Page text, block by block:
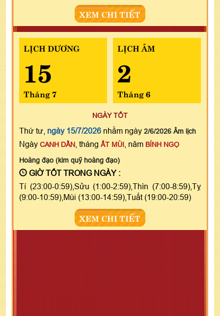
XEM CHI TIẾT
LỊCH DƯƠNG
15
Tháng 7
LỊCH ÂM
2
Tháng 6
NGÀY TỐT
Thứ tư, ngày 15/7/2026 nhằm ngày 2/6/2026 Âm lịch
Ngày CANH DẦN , tháng ẤT MÙI , năm BÍNH NGỌ
Hoàng đạo (kim quỹ hoàng đạo)
GIỜ TỐT TRONG NGÀY :
Tí (23:00-0:59),Sửu (1:00-2:59),Thìn (7:00-8:59),Tỵ
(9:00-10:59),Mùi (13:00-14:59),Tuất (19:00-20:59)
XEM CHI TIẾT